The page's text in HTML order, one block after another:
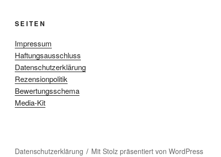
SEITEN
Impressum
Haftungsausschluss
Datenschutzerklärung
Rezensionpolitik
Bewertungsschema
Media-Kit
Datenschutzerklärung Mit Stolz präsentiert von WordPress